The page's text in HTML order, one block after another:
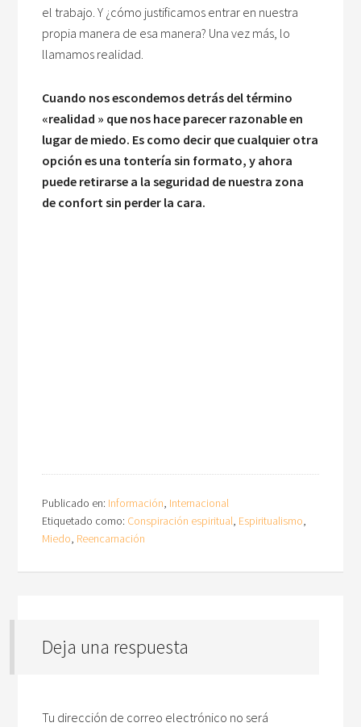
el trabajo. Y ¿cómo justificamos entrar en nuestra
propia manera de esa manera? Una vez más, lo
llamamos realidad.
Cuando nos escondemos detrás del término
«realidad » que nos hace parecer razonable en
lugar de miedo. Es como decir que cualquier otra
opción es una tontería sin formato, y ahora
puede retirarse a la seguridad de nuestra zona
de confort sin perder la cara.
Publicado en: Información, Internacional
Etiquetado como: Conspiración espiritual, Espiritualismo,
Miedo, Reencarnación
Deja una respuesta
Tu dirección de correo electrónico no será